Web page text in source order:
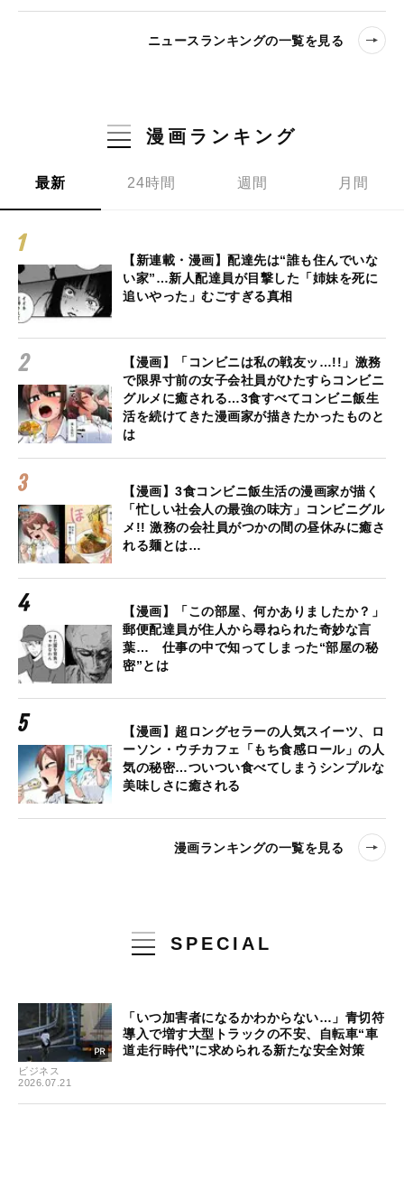
ニュースランキングの一覧を見る
漫画ランキング
最新 24時間 週間 月間
【新連載・漫画】配達先は“誰も住んでいな
い家”…新人配達員が目撃した「姉妹を死に
追いやった」むごすぎる真相
【漫画】「コンビニは私の戦友ッ…!!」激務
で限界寸前の女子会社員がひたすらコンビニ
グルメに癒される…3食すべてコンビニ飯生
活を続けてきた漫画家が描きたかったものと
は
【漫画】3食コンビニ飯生活の漫画家が描く
「忙しい社会人の最強の味方」コンビニグル
メ!! 激務の会社員がつかの間の昼休みに癒さ
れる麺とは…
【漫画】「この部屋、何かありましたか？」
郵便配達員が住人から尋ねられた奇妙な言
葉… 仕事の中で知ってしまった“部屋の秘
密”とは
【漫画】超ロングセラーの人気スイーツ、ロ
ーソン・ウチカフェ「もち食感ロール」の人
気の秘密…ついつい食べてしまうシンプルな
美味しさに癒される
漫画ランキングの一覧を見る
SPECIAL
ビジネス
2026.07.21
「いつ加害者になるかわからない…」青切符
導入で増す大型トラックの不安、自転車“車
道走行時代”に求められる新たな安全対策